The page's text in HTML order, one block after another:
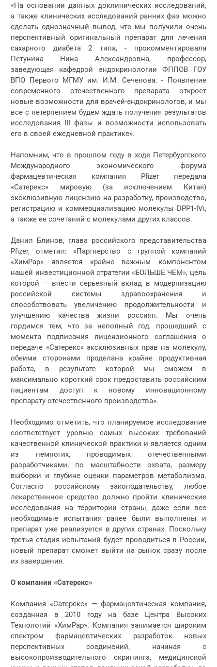
«На основании данных доклинических исследований,
а также клинических исследований ранних фаз можно
сделать однозначный вывод, что мы получили очень
перспективный оригинальный препарат для лечения
сахарного диабета 2 типа, - прокомментировала
Петунина Нина Александровна, профессор,
заведующая кафедрой эндокринологии ФППОВ ГОУ
ВПО Первого МГМУ им. И.М. Сеченова. - Появление
современного отечественного препарата откроет
новые возможности для врачей-эндокринологов, и мы
все с нетерпением будем ждать получения результатов
исследования III фазы и возможности использовать
его в своей ежедневной практике».
Напомним, что в прошлом году в ходе Петербургского
Международного экономического форума
фармацевтическая компания Pfizer передала
«Сатерекс» мировую (за исключением Китая)
эксклюзивную лицензию на разработку, производство,
регистрацию и коммерциализацию молекулы DPP1-IVi,
а также ее сочетаний с молекулами других классов.
Данил Блинов, глава российского представительства
Pfizer, отметил: «Партнерство с группой компаний
«ХимРар» является крайне важным компонентом
нашей инвестиционной стратегии «БОЛЬШЕ ЧЕМ», цель
которой – внести серьезный вклад в модернизацию
российской системы здравоохранения и
способствовать увеличению продолжительности и
улучшению качества жизни россиян. Мы очень
гордимся тем, что за неполный год, прошедший с
момента подписания лицензионного соглашения о
передаче «Сатерекс» эксклюзивных прав на молекулу,
обеими сторонами проделана крайне продуктивная
работа, в результате которой мы сможем в
максимально короткий срок предоставить российским
пациентам доступ к новому инновационному
препарату отечественного производства».
Необходимо отметить, что планируемое исследование
соответствует уровню самых высоких требований
качественной клинической практики и является одним
из немногих, проводимых отечественными
разработчиками, по масштабности охвата, размеру
выборки и глубине оценки параметров метаболизма.
Согласно российскому законодательству, любое
лекарственное средство должно пройти клинические
исследования на территории страны, даже если все
необходимые испытания ранее были выполнены и
препарат уже реализуется в других странах. Поскольку
третья стадия испытаний будет проводиться в России,
новый препарат сможет выйти на рынок сразу после
их завершения.
О компании «Сатерекс»
Компания «Сатерекс» — фармацевтическая компания,
созданная в 2010 году на базе Центра Высоких
Технологий «ХимРар». Компания занимается широким
спектром фармацевтических разработок новых
перспективных соединений, начиная с
высокопроизводительного скрининга, медицинской